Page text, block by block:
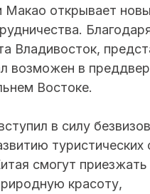
открывает
Владивосток,
возможен в
Востоке.
в силу
смогут
красоту,